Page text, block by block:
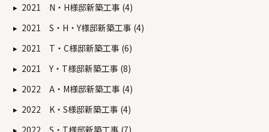
2021 N・H様邸新築工事 (4)
2021 S・H・Y様邸新築工事 (4)
2021 T・C様邸新築工事 (6)
2021 Y・T様邸新築工事 (8)
2022 A・M様邸新築工事 (4)
2022 K・S様邸新築工事 (4)
2022 S・T様邸新築工事 (7)